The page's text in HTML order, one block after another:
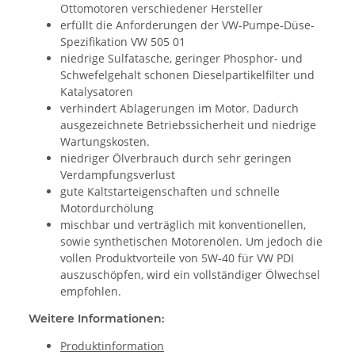
Ottomotoren verschiedener Hersteller
erfüllt die Anforderungen der VW-Pumpe-Düse-
Spezifikation VW 505 01
niedrige Sulfatasche, geringer Phosphor- und
Schwefelgehalt schonen Dieselpartikelfilter und
Katalysatoren
verhindert Ablagerungen im Motor. Dadurch
ausgezeichnete Betriebssicherheit und niedrige
Wartungskosten.
niedriger Ölverbrauch durch sehr geringen
Verdampfungsverlust
gute Kaltstarteigenschaften und schnelle
Motordurchölung
mischbar und verträglich mit konventionellen,
sowie synthetischen Motorenölen. Um jedoch die
vollen Produktvorteile von 5W-40 für VW PDI
auszuschöpfen, wird ein vollständiger Ölwechsel
empfohlen.
Weitere Informationen:
Produktinformation